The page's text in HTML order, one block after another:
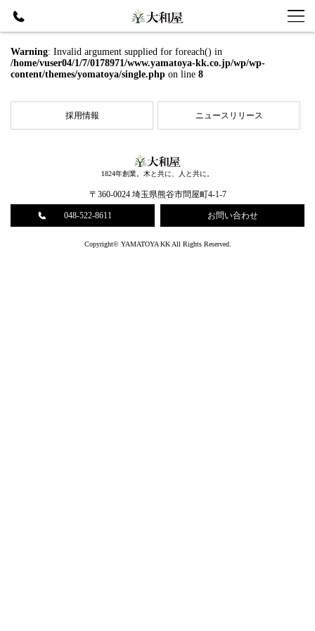
Warning: Invalid argument supplied for foreach() in
/home/vuser04/1/7/0178971/www.yamatoya-kk.co.jp/wp/wp-
content/themes/yomatoya/single.php on line 8
採⽤情報 ニュースリリース
1824年創業。木と共に、人と共に。
〒360-0024 埼玉県熊谷市問屋町4-1-7
048-522-8611 お問い合わせ
Copyright© YAMATOYA KK All Rights Reserved.